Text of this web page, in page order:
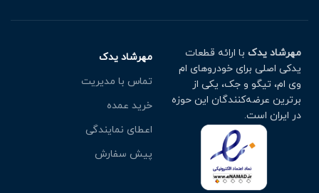
مهرشاد یدک با ارائه قطعات
یدکی اصلی برای خودروهای ام
وی ام، تیگو و جک، یکی از
برترین عرضه‌کنندگان این حوزه
در ایران است.
مهرشاد یدک
تماس با مدیریت
خرید عمده
اعطای نمایندگی
پیش سفارش